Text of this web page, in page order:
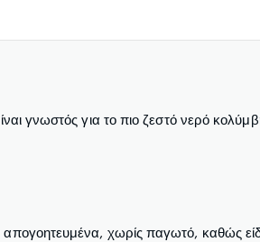
γνωστός για το πιο ζεστό νερό
χωρίς παγωτό, καθώς